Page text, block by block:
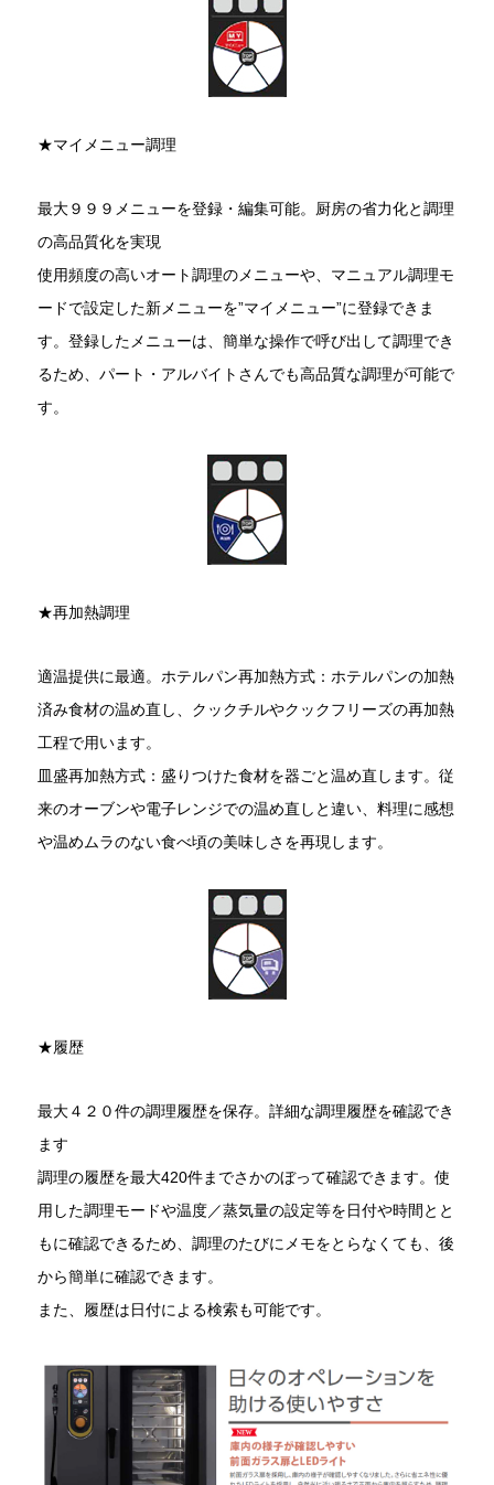
★マイメニュー調理
最大９９９メニューを登録・編集可能。厨房の省力化と調理
の高品質化を実現
使用頻度の高いオート調理のメニューや、マニュアル調理モ
ードで設定した新メニューを”マイメニュー”に登録できま
す。登録したメニューは、簡単な操作で呼び出して調理でき
るため、パート・アルバイトさんでも高品質な調理が可能で
す。
★再加熱調理
適温提供に最適。ホテルパン再加熱方式：ホテルパンの加熱
済み食材の温め直し、クックチルやクックフリーズの再加熱
工程で用います。
皿盛再加熱方式：盛りつけた食材を器ごと温め直します。従
来のオーブンや電子レンジでの温め直しと違い、料理に感想
や温めムラのない食べ頃の美味しさを再現します。
★履歴
最大４２０件の調理履歴を保存。詳細な調理履歴を確認でき
ます
調理の履歴を最大420件までさかのぼって確認できます。使
用した調理モードや温度／蒸気量の設定等を日付や時間とと
もに確認できるため、調理のたびにメモをとらなくても、後
から簡単に確認できます。
また、履歴は日付による検索も可能です。